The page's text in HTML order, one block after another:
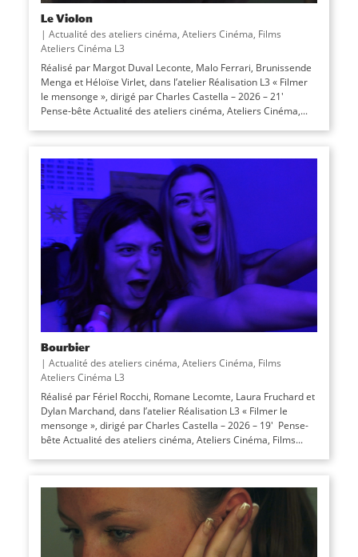
Le Violon
| Actualité des ateliers cinéma, Ateliers Cinéma, Films
Ateliers Cinéma L3
Réalisé par Margot Duval Leconte, Malo Ferrari, Brunissende
Menga et Héloïse Virlet, dans l’atelier Réalisation L3 « Filmer
le mensonge », dirigé par Charles Castella – 2026 – 21′
Pense-bête Actualité des ateliers cinéma, Ateliers Cinéma,...
Bourbier
| Actualité des ateliers cinéma, Ateliers Cinéma, Films
Ateliers Cinéma L3
Réalisé par Fériel Rocchi, Romane Lecomte, Laura Fruchard et
Dylan Marchand, dans l’atelier Réalisation L3 « Filmer le
mensonge », dirigé par Charles Castella – 2026 – 19′ Pense-
bête Actualité des ateliers cinéma, Ateliers Cinéma, Films...